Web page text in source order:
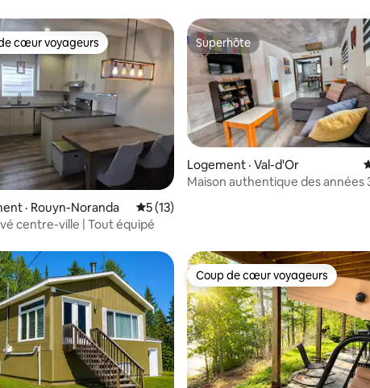
5, 19 commentaires
cœur voyageurs parmi les plus aimés
cœur voyageurs
· Rouyn-Noranda Note moyenne de 5 sur 5, 13 commentaires
5 (13)
centre-ville | Tout équipé
Superhôte
Superhôte
Logement · Val-d'Or
Maison authentique des années
Coup de cœur voyageurs
Coup de cœur voyageurs